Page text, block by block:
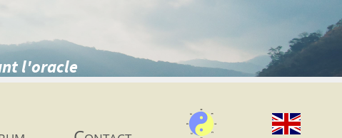
l'oracle